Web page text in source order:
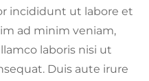
incididunt ut labore et
ad minim veniam,
laboris nisi ut
Duis aute irure